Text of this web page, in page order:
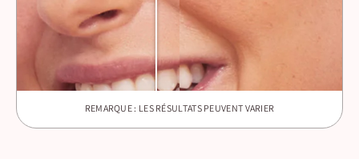
REMARQUE : LES RÉSULTATS PEUVENT VARIER